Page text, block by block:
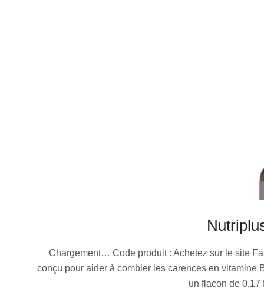
05
Chargement… Code produit : Achetez sur le site
conçu pour aider à combler les carences en vitamine
un flacon de